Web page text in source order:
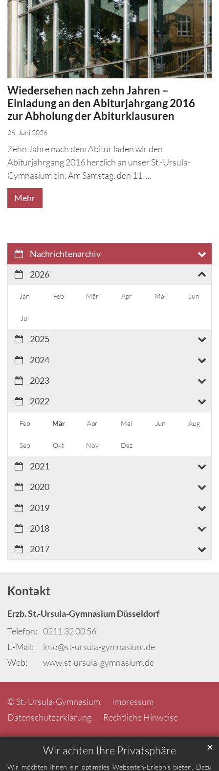
Wir achten Ihre Privatsphäre
Wir möchten Ihnen ein optimales Webseiten-Erlebnis bieten. Dazu
✕
Wiedersehen nach zehn Jahren –
Einladung an den Abiturjahrgang 2016
zur Abholung der Abiturklausuren
26. Juni 2026
Zehn Jahre nach dem Abitur laden wir den
Abiturjahrgang 2016 herzlich an unser St.-Ursula-
Gymnasium ein. Am Samstag, den 11. ...
Mehr
Nachrichtenarchiv
2026
Jan Feb Mär Apr Mai Jun
Jul
2025
2024
2023
2022
Feb Mär Apr Mai Jun Aug
Sep Okt Nov Dez
2021
2020
2019
2018
2017
Kontakt
Erzb. St.-Ursula-Gymnasium Düsseldorf
Telefon: 0211 32 00 56
E-Mail:
info@st-ursula-gymnasium.de
Web:
www.st-ursula-gymnasium.de
© St.-Ursula-Gymnasium
Impressum
Datenschutzerklärung
Rechtliche Hinweise